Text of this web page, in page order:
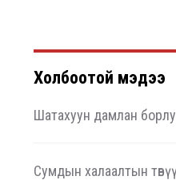
Холбоотой мэдээ
Шатахуун дамлан
Сумдын халаалтын